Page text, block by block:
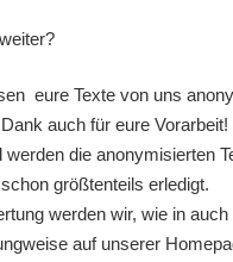
eure Texte von uns
auch für eure Vorarbeit!
die anonymisierten
größtenteils erledigt.
werden wir, wie in
auf unserer